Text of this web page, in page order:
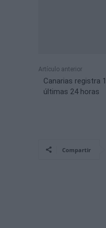
Artículo anterior
Canarias registra
últimas 24 horas
Compartir